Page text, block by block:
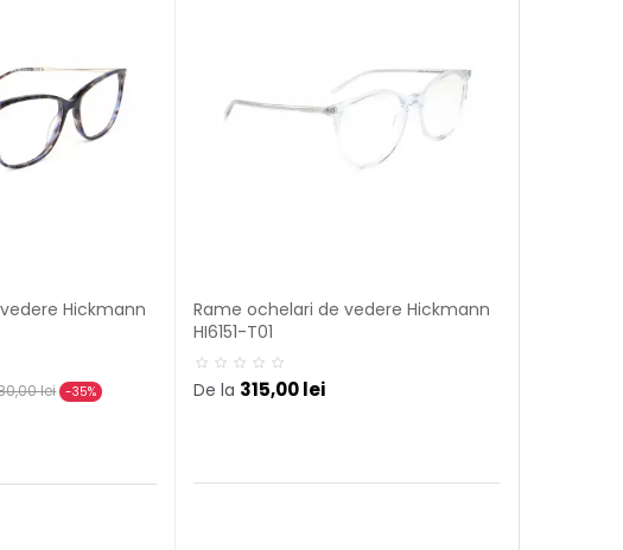
Hickmann
lei -35%
Rame ochelari de vedere Hickmann
HI6151-T01
De la 315,00 lei